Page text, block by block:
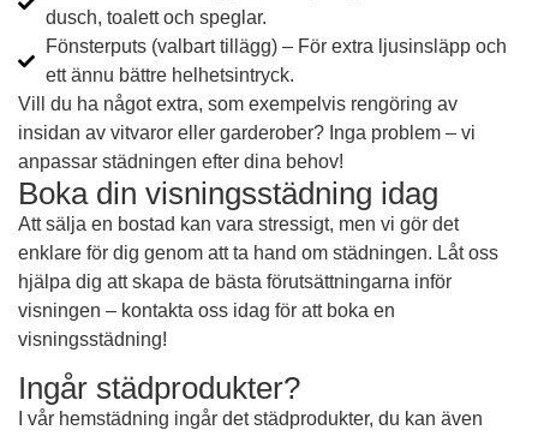
dusch, toalett och speglar.
Fönsterputs (valbart tillägg) – För extra ljusinsläpp och
ett ännu bättre helhetsintryck.
Vill du ha något extra, som exempelvis rengöring av
insidan av vitvaror eller garderober? Inga problem – vi
anpassar städningen efter dina behov!
Boka din visningsstädning idag
Att sälja en bostad kan vara stressigt, men vi gör det
enklare för dig genom att ta hand om städningen. Låt oss
hjälpa dig att skapa de bästa förutsättningarna inför
visningen – kontakta oss idag för att boka en
visningsstädning!
Ingår städprodukter?
I vår hemstädning ingår det städprodukter, du kan även